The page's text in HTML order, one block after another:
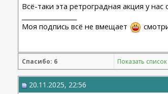
Всё-таки эта ретроградная акция у
Моя подпись всё не вмещает
Спасибо: 6 Показать список
20.11.2025, 22:56